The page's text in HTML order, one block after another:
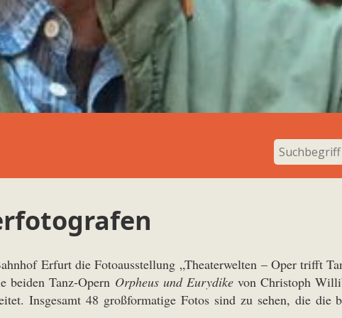
Erfurt die Fotoausstellung „Theaterwelten – Oper trifft
beiden Tanz-Opern Orpheus und Eurydikevon Christoph
Insgesamt 48 großformatige Fotos sind zu sehen, die die